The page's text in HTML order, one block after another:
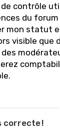
de contrôle
du
mon statut
visible que
correcte !